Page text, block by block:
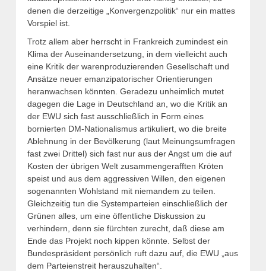
denen die derzeitige „Konvergenzpolitik“ nur ein mattes
Vorspiel ist.
Trotz allem aber herrscht in Frankreich zumindest ein
Klima der Auseinandersetzung, in dem vielleicht auch
eine Kritik der warenproduzierenden Gesellschaft und
Ansätze neuer emanzipatorischer Orientierungen
heranwachsen könnten. Geradezu unheimlich mutet
dagegen die Lage in Deutschland an, wo die Kritik an
der EWU sich fast ausschließlich in Form eines
bornierten DM-Nationalismus artikuliert, wo die breite
Ablehnung in der Bevölkerung (laut Meinungsumfragen
fast zwei Drittel) sich fast nur aus der Angst um die auf
Kosten der übrigen Welt zusammengerafften Kröten
speist und aus dem aggressiven Willen, den eigenen
sogenannten Wohlstand mit niemandem zu teilen.
Gleichzeitig tun die Systemparteien einschließlich der
Grünen alles, um eine öffentliche Diskussion zu
verhindern, denn sie fürchten zurecht, daß diese am
Ende das Projekt noch kippen könnte. Selbst der
Bundespräsident persönlich ruft dazu auf, die EWU „aus
dem Parteienstreit herauszuhalten“.